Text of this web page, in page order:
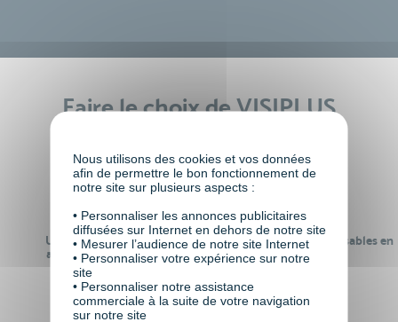
Faire le choix de VISIPLUS
Un réseau de 22 000
anciens participants
100% des formations réalisables en
digital learning
Nous utilisons des cookies et vos données
afin de permettre le bon fonctionnement de
notre site sur plusieurs aspects :
• Personnaliser les annonces publicitaires
diffusées sur Internet en dehors de notre site
• Mesurer l’audience de notre site Internet
• Personnaliser votre expérience sur notre
site
• Personnaliser notre assistance
commerciale à la suite de votre navigation
sur notre site